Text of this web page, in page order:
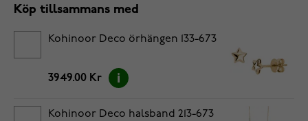
Köp tillsammans med
Kohinoor Deco örhängen 133-673
3949.00 Kr
Kohinoor Deco halsband 213-673